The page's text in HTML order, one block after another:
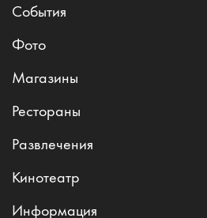
События
Фото
Магазины
Рестораны
Развлечения
Кинотеатр
Информация